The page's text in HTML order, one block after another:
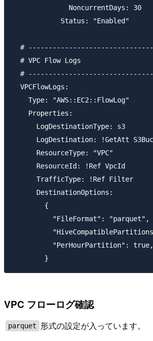
              NoncurrentDays: 30
            Status: "Enabled"
#
  # VPC Flow Logs
#
  VPCFlowLogs:
    Type: "AWS::EC2::FlowLog"
    Properties:
      LogDestinationType: s3
LogDestination: !GetAtt
      ResourceType: "VPC"
      ResourceId: !Ref VpcId
      TrafficType: !Ref Filter
      DestinationOptions:
        {
          "FileFormat": "parquet",
          "PerHourPartition": true,
VPC フローログ確認
parquet 形式の設定が入っています。